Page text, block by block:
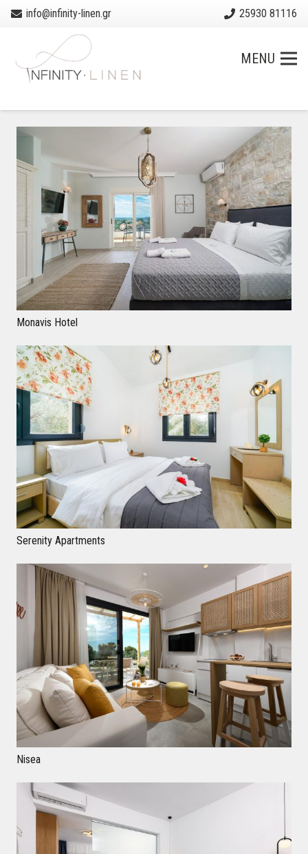
info@infinity-linen.gr 25930 81116
MENU
Monavis Hotel
Serenity Apartments
Nisea